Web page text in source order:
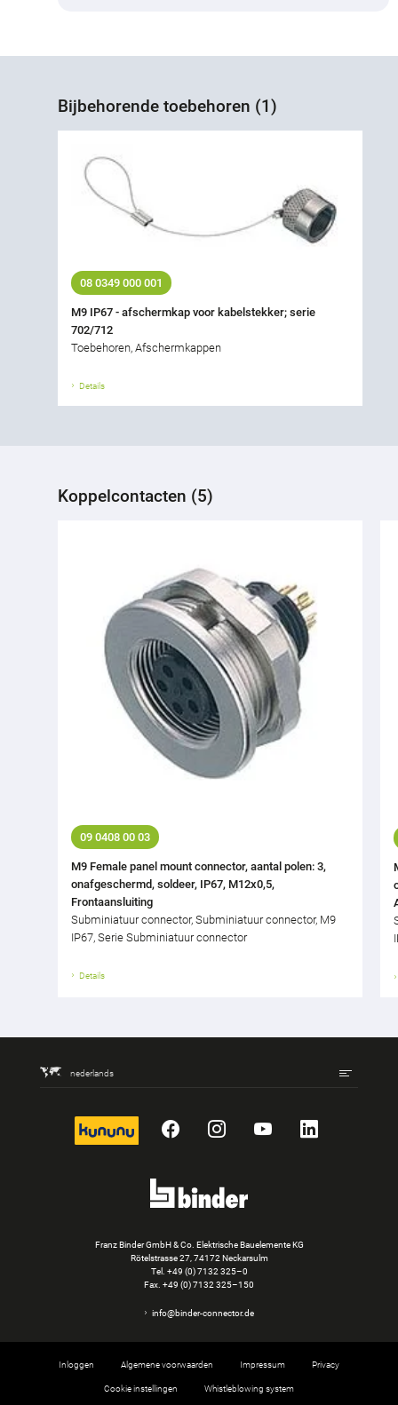
Bijbehorende toebehoren (1)
08 0349 000 001
M9 IP67 - afschermkap voor kabelstekker; serie
702/712
Toebehoren, Afschermkappen
Details
Koppelcontacten (5)
09 0408 00 03
M9 Female panel mount connector, aantal polen: 3,
onafgeschermd, soldeer, IP67, M12x0,5,
Frontaansluiting
Subminiatuur connector, Subminiatuur connector, M9
IP67, Serie Subminiatuur connector
Details
nederlands
kununu FacebookInstagram
YouTubeLinkedIn
Franz Binder GmbH & Co. Elektrische Bauelemente KG
Rötelstrasse 27, 74172 Neckarsulm
Tel. +49 (0) 7132 325–0
Fax. +49 (0) 7132 325–150
info@binder-connector.de
Inloggen Algemene voorwaarden Impressum Privacy
Cookie instellingen Whistleblowing system